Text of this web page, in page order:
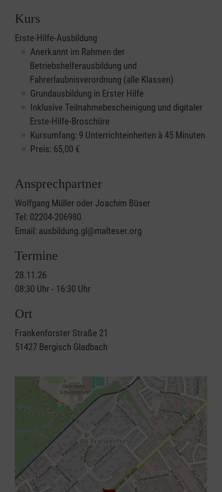
Kurs
Erste-Hilfe-Ausbildung
Anerkannt im Rahmen der
Betriebshelferausbildung und
Fahrerlaubnisverordnung (alle Klassen)
Grundausbildung in Erster Hilfe
Inklusive Teilnahmebescheinigung und digitaler
Erste-Hilfe-Broschüre
Kursumfang: 9 Unterrichteinheiten à 45 Minuten
Preis: 65,00 €
Ansprechpartner
Wolfgang Müller oder Joachim Büser
Tel: 02204-206980
Email: ausbildung.gl@malteser.org
Termine
28.11.26
08:30 Uhr - 16:30 Uhr
Ort
Frankenforster Straße 21
51427 Bergisch Gladbach